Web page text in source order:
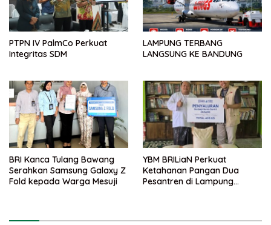
PTPN IV PalmCo Perkuat
Integritas SDM
LAMPUNG TERBANG
LANGSUNG KE BANDUNG
BRI Kanca Tulang Bawang
Serahkan Samsung Galaxy Z
Fold kepada Warga Mesuji
YBM BRILiaN Perkuat
Ketahanan Pangan Dua
Pesantren di Lampung